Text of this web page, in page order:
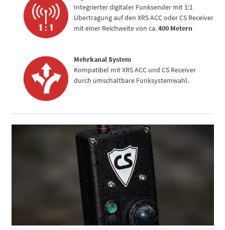
Integrierter digitaler Funksender mit 1:1
Übertragung auf den XRS ACC oder CS Receiver
mit einer Reichweite von ca.400 Metern
Mehrkanal System
Kompatibel mit XRS ACC und CS Receiver
durch umschaltbare Funksystemwahl.